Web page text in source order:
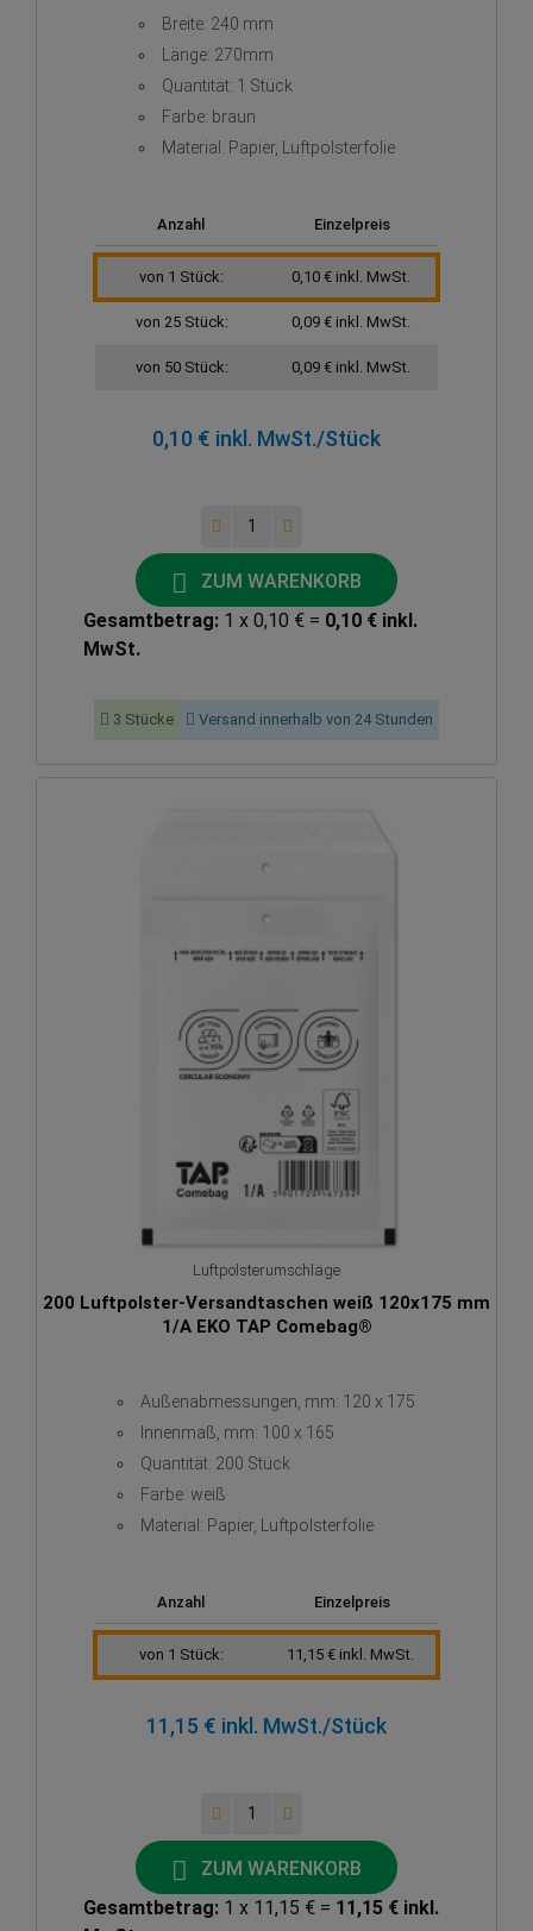
Breite: 240 mm
Länge: 270mm
Quantität: 1 Stück
Farbe: braun
Material: Papier, Luftpolsterfolie
Anzahl Einzelpreis
von 1 Stück: 0,10 € inkl. MwSt.
von 25 Stück: 0,09 € inkl. MwSt.
von 50 Stück: 0,09 € inkl. MwSt.
0,10 € inkl. MwSt./Stück
ZUM WARENKORB
Gesamtbetrag: 1 x 0,10 € = 0,10 € inkl.
MwSt.
3 Stücke Versand innerhalb von 24 Stunden
Luftpolsterumschläge
200 Luftpolster-Versandtaschen weiß 120x175 mm
1/A EKO TAP Comebag®
Außenabmessungen, mm: 120 x 175
Innenmaß, mm: 100 x 165
Quantität: 200 Stück
Farbe: weiß
Material: Papier, Luftpolsterfolie
Anzahl Einzelpreis
von 1 Stück: 11,15 € inkl. MwSt.
11,15 € inkl. MwSt./Stück
ZUM WARENKORB
Gesamtbetrag: 1 x 11,15 € = 11,15 € inkl.